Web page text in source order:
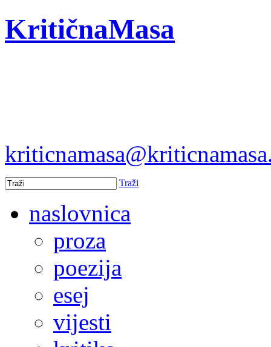
KritičnaMasa
Traži
naslovnica
proza
poezija
esej
vijesti